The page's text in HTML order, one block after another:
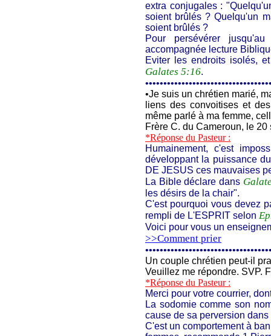
extra conjugales :
soient brûlés ? Quelqu'un
soient brûlés ?
Pour persévérer
accompagnée lecture
Eviter les endroits isolés,
Galates 5:16.
•Je suis un chrétien marié,
liens des convoitises et
même parlé à ma femme,
Frère C. du Cameroun, le
*Réponse du Pasteur :
Humainement, c'est
développant la puissance
DE JESUS ces mauvaises
La Bible déclare dans
les désirs de la chair".
C'est pourquoi vous devez
rempli de L'ESPRIT selon
Voici pour vous un
>>Comment prier
Un couple chrétien peut-il
Veuillez me répondre. SVP.
*Réponse du Pasteur :
Merci pour votre courrier,
La sodomie comme son
cause de sa perversion
C'est un comportement à